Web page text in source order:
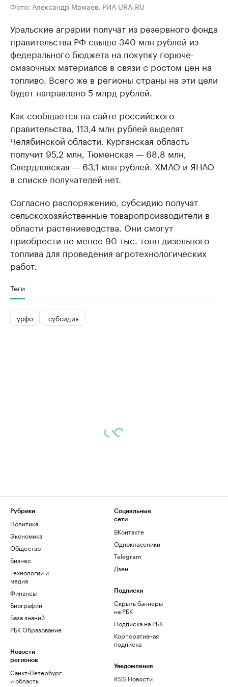
Фото: Александр Мамаев, РИА URA.RU
Уральские аграрии получат из резервного фонда
правительства РФ свыше 340 млн рублей из
федерального бюджета на покупку горюче-
смазочных материалов в связи с ростом цен на
топливо. Всего же в регионы страны на эти цели
будет направлено 5 млрд рублей.
Как сообщается на сайте российского
правительства, 113,4 млн рублей выделят
Челябинской области. Курганская область
получит 95,2 млн, Тюменская — 68,8 млн,
Свердловская — 63,1 млн рублей. ХМАО и ЯНАО
в списке получателей нет.
Согласно распоряжению, субсидию получат
сельскохозяйственные товаропроизводители в
области растениеводства. Они смогут
приобрести не менее 90 тыс. тонн дизельного
топлива для проведения агротехнологических
работ.
Теги
урфо субсидия
Рубрики
Политика
Экономика
Общество
Бизнес
Технологии и
медиа
Финансы
Биографии
База знаний
РБК Образование
Новости
регионов
Санкт-Петербург
и область
Социальные
сети
ВКонтакте
Одноклассники
Telegram
Дзен
Подписки
Скрыть баннеры
на РБК
Подписка на РБК
Корпоративная
подписка
Уведомления
RSS Новости